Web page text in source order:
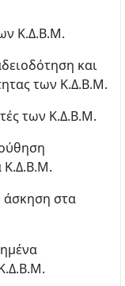
Κ.Δ.Β.Μ.
και
των Κ.Δ.Β.Μ.
των Κ.Δ.Β.Μ.
Κ.Δ.Β.Μ.
άσκηση στα